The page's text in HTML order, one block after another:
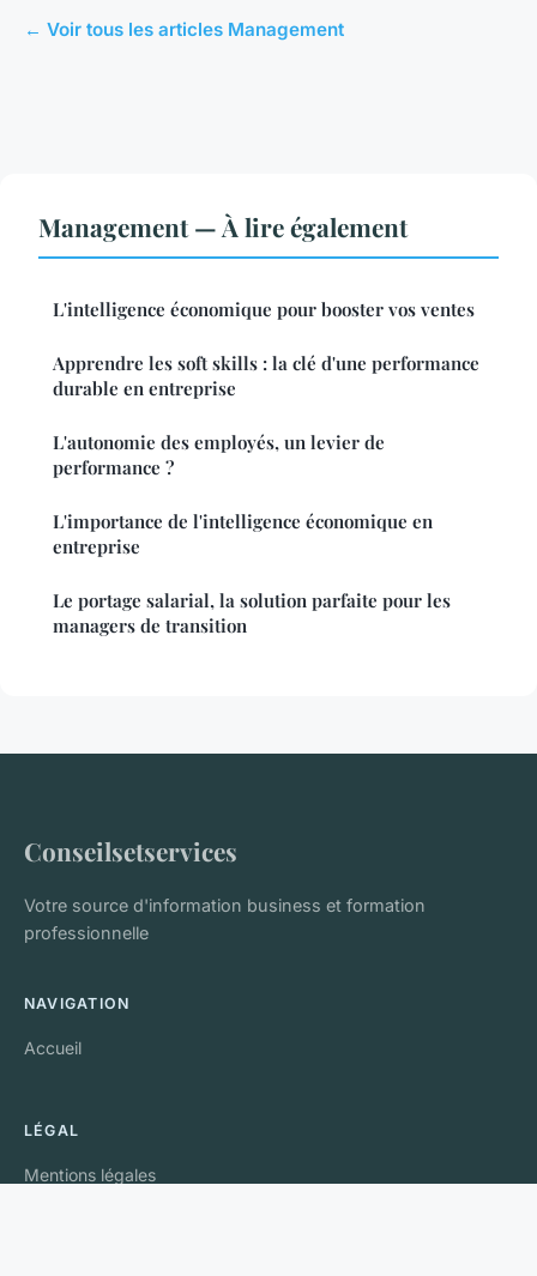
← Voir tous les articles Management
Management — À lire également
L'intelligence économique pour booster vos ventes
Apprendre les soft skills : la clé d'une performance
durable en entreprise
L'autonomie des employés, un levier de
performance ?
L'importance de l'intelligence économique en
entreprise
Le portage salarial, la solution parfaite pour les
managers de transition
Conseilsetservices
Votre source d'information business et formation
professionnelle
NAVIGATION
Accueil
LÉGAL
Mentions légales